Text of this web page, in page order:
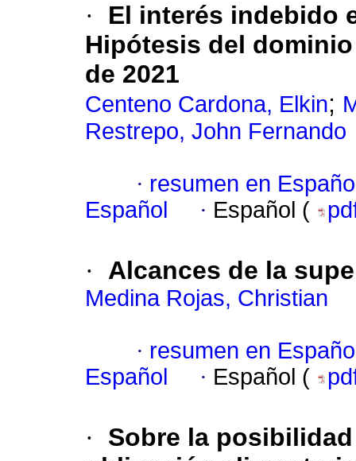
·
El interés indebido
Hipótesis del
de 2021
Centeno Cardona, Elkin;
Restrepo, John Fernando
· resumen en
Español
· Español (
· Alcances de la
Medina Rojas, Christian
· resumen en
Español
· Español (
·
Sobre la